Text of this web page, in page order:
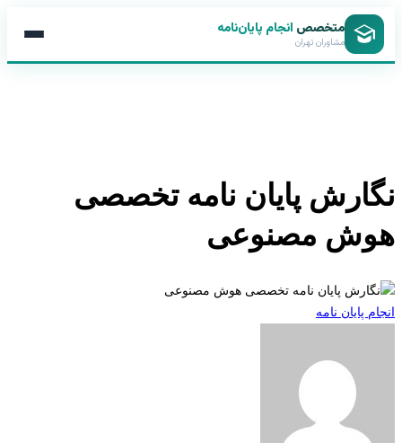
متخصص انجام پایان‌نامه
مشاوران تهران
نگارش پایان نامه تخصصی
هوش مصنوعی
انجام پایان نامه